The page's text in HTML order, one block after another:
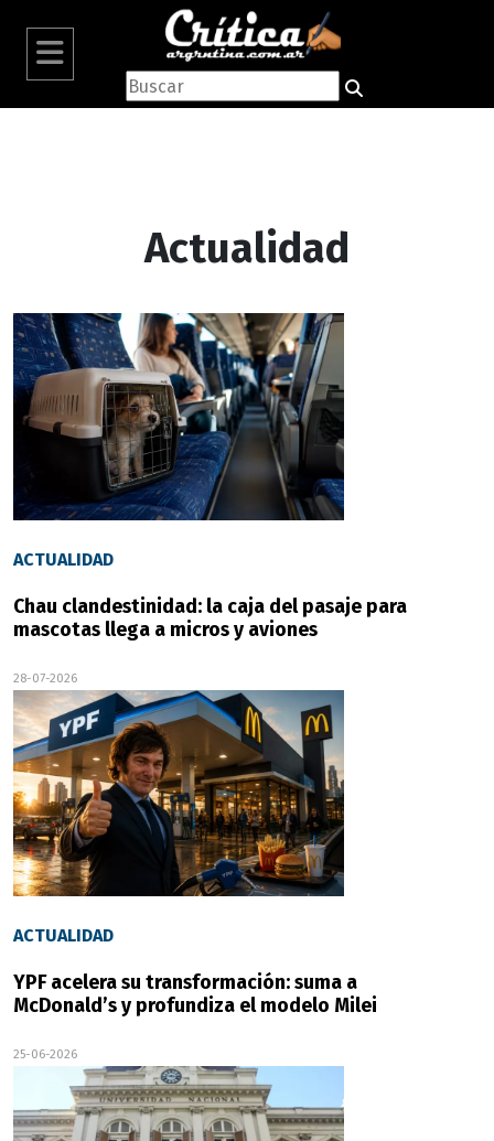
Actualidad
ACTUALIDAD
Chau clandestinidad: la caja del pasaje para
mascotas llega a micros y aviones
28-07-2026
ACTUALIDAD
YPF acelera su transformación: suma a
McDonald’s y profundiza el modelo Milei
25-06-2026